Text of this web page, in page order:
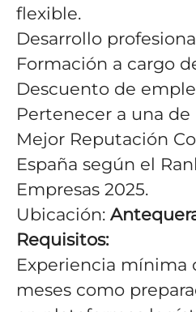
flexible.
Desarrollo
Formación a cargo
Descuento de
Pertenecer a una de
Mejor Reputación
España según el
Empresas 2025.
Ubicación:
Requisitos:
Experiencia mínima
meses como